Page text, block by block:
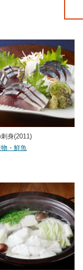
身(2011)
・鮮魚